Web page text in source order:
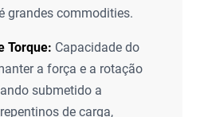
grandes commodities.
Torque: Capacidade do
a força e a rotação
submetido a
de carga,